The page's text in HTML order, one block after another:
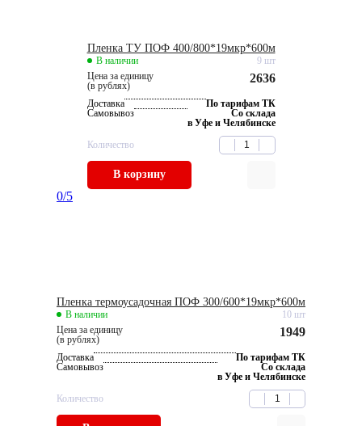
Пленка ТУ ПОФ 400/800*19мкр*600м
В наличии
9 шт
Цена за единицу
(в рублях)
2636
Доставка
По тарифам ТК
Самовывоз
Со склада
в Уфе и Челябинске
Количество
В корзину
0/5
Пленка термоусадочная ПОФ 300/600*19мкр*600м
В наличии
10 шт
Цена за единицу
(в рублях)
1949
Доставка
По тарифам ТК
Самовывоз
Со склада
в Уфе и Челябинске
Количество